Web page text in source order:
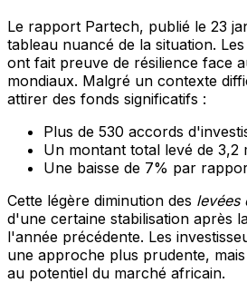
Le rapport Partech, publié le 23
tableau nuancé de la situation. Les
ont fait preuve de résilience face
mondiaux. Malgré un contexte
attirer des fonds significatifs :
Plus de 530 accords
Un montant total levé de 3,2
Une baisse de 7% par
Cette légère diminution des levées
d'une certaine stabilisation après
l'année précédente. Les
une approche plus prudente,
au potentiel du marché africain.